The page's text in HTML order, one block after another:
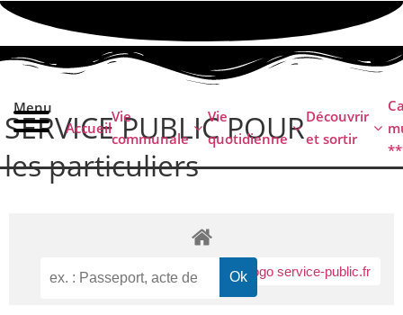
principal
Menu
Accueil
Vie
communale
Vie
quotidienne
Découvrir
et sortir
SERVICE PUBLIC POUR​
les particuliers